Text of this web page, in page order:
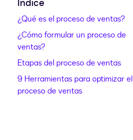
Índice
¿Qué es el proceso de ventas?
¿Cómo formular un proceso de
ventas?
Etapas del proceso de ventas
9 Herramientas para optimizar el
proceso de ventas